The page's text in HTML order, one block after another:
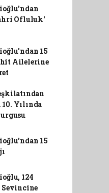
Ofluluk'
15
Ailelerine
Yılında
15
124
Sevincine